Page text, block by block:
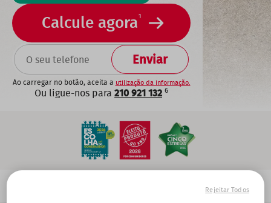
Calcule agora1
TELEFONE
Ao carregar no botão, aceita a utilização da informação.
Ou ligue-nos para 210 921 132 6
Rejeitar Todos